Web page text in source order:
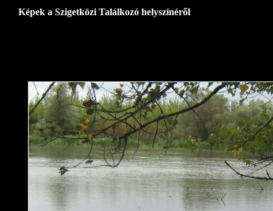
Képek a Szigetközi Találkozó helyszínéről